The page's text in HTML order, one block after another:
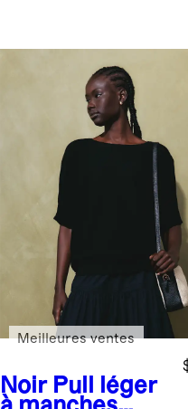
Noir Pull léger
Meilleures ventes